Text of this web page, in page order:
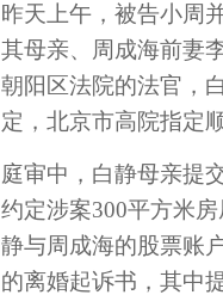
昨天上午，被告小周
其母亲、周成海前妻
朝阳区法院的法官，
定，北京市高院指定
庭审中，白静母亲提
约定涉案300平方米
静与周成海的股票账
的离婚起诉书，其中